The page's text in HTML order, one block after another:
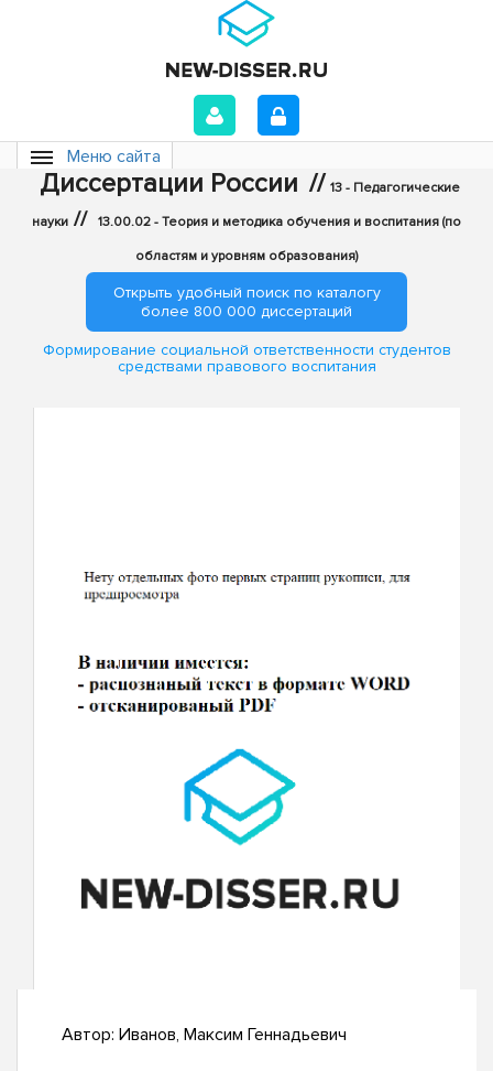
Меню сайта
Диссертации России // 13 - Педагогические
науки // 13.00.02 - Теория и методика обучения и воспитания (по
областям и уровням образования)
Открыть удобный поиск по каталогу
более 800 000 диссертаций
Формирование социальной ответственности студентов
средствами правового воспитания
Автор: Иванов, Максим Геннадьевич